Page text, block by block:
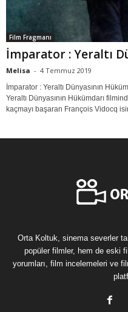
Film Fragmanı
İmparator : Yeraltı
Melisa - 4 Temmuz 2019
İmparator : Yeraltı Dünyasının
Yeraltı Dünyasının Hükümdarı
kaçmayı başaran François Vidocq
Orta Koltuk, sinema severler
popüler filmler, hem de eski
yorumları, film incelemeleri ve